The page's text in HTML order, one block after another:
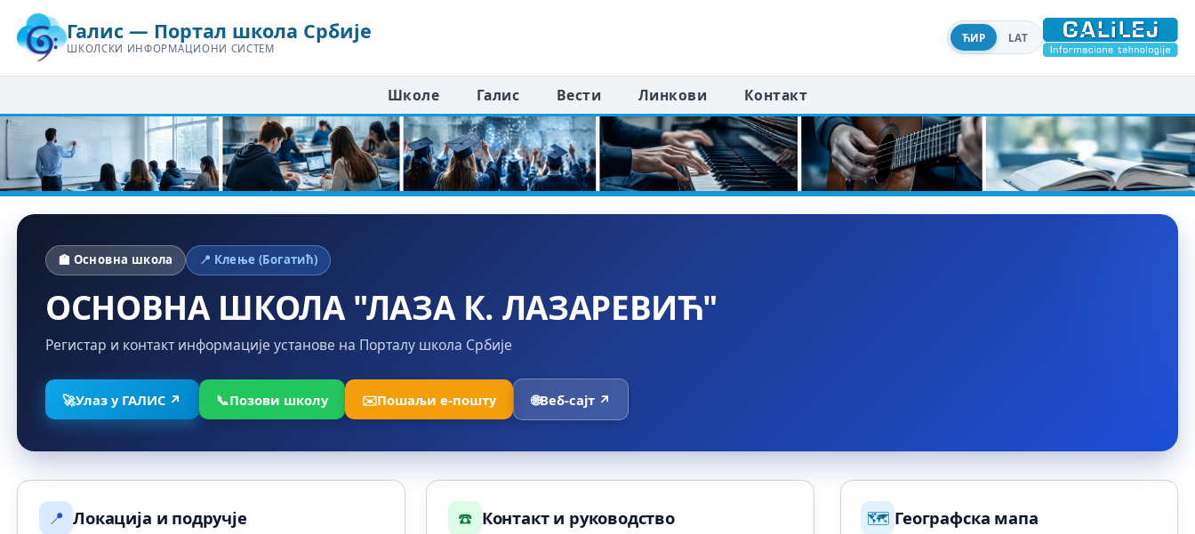
Галис — Портал школа Србије
ШКОЛСКИ ИНФОРМАЦИОНИ СИСТЕМ
ЋИР LAT
Школе Галис Вести Линкови Контакт
🏫 Основна школа 📍 Клење (Богатић)
ОСНОВНА ШКОЛА "ЛАЗА К. ЛАЗАРЕВИЋ"
Регистар и контакт информације установе на Порталу школа Србије
🚀Улаз у ГАЛИС ↗ 📞Позови школу ✉️Пошаљи е-пошту 🌐Веб-сајт ↗
📍 Локација и подручје ☎️ Контакт и руководство 🗺️ Географска мапа